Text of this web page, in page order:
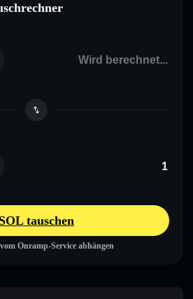
SOL tauschen
Onramp-Service abhängen